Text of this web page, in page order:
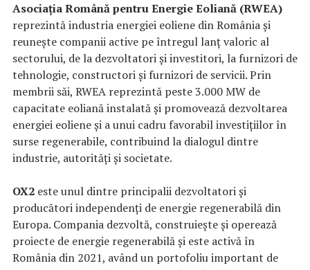
Asociația Română pentru Energie Eoliană (RWEA)
reprezintă industria energiei eoliene din România și
reunește companii active pe întregul lanț valoric al
sectorului, de la dezvoltatori și investitori, la furnizori de
tehnologie, constructori și furnizori de servicii. Prin
membrii săi, RWEA reprezintă peste 3.000 MW de
capacitate eoliană instalată și promovează dezvoltarea
energiei eoliene și a unui cadru favorabil investițiilor în
surse regenerabile, contribuind la dialogul dintre
industrie, autorități și societate.
OX2 este unul dintre principalii dezvoltatori și
producători independenți de energie regenerabilă din
Europa. Compania dezvoltă, construiește și operează
proiecte de energie regenerabilă și este activă în
România din 2021, având un portofoliu important de